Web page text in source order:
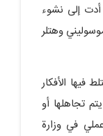
أدت إلى نشوء
وهتلر
فيها الأفكار
تجاهلها أو
في وزارة